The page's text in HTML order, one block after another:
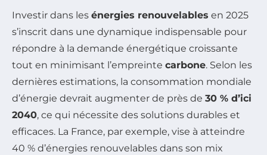
Investir dans les énergies renouvelables en 2025
s’inscrit dans une dynamique indispensable pour
répondre à la demande énergétique croissante
tout en minimisant l’empreinte carbone. Selon les
dernières estimations, la consommation mondiale
d’énergie devrait augmenter de près de 30 % d’ici
2040, ce qui nécessite des solutions durables et
efficaces. La France, par exemple, vise à atteindre
40 % d’énergies renouvelables dans son mix